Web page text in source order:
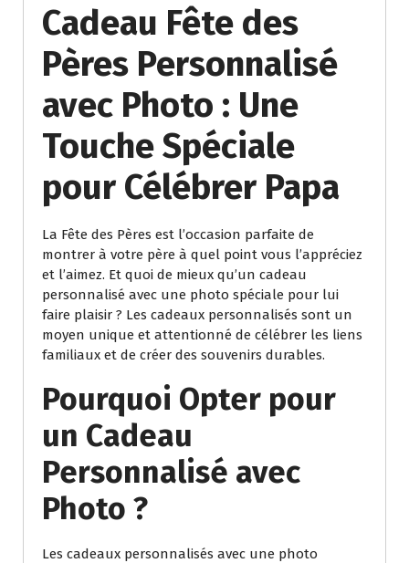
Cadeau Fête des
Pères Personnalisé
avec Photo : Une
Touche Spéciale
pour Célébrer Papa
La Fête des Pères est l’occasion parfaite de
montrer à votre père à quel point vous l’appréciez
et l’aimez. Et quoi de mieux qu’un cadeau
personnalisé avec une photo spéciale pour lui
faire plaisir ? Les cadeaux personnalisés sont un
moyen unique et attentionné de célébrer les liens
familiaux et de créer des souvenirs durables.
Pourquoi Opter pour
un Cadeau
Personnalisé avec
Photo ?
Les cadeaux personnalisés avec une photo